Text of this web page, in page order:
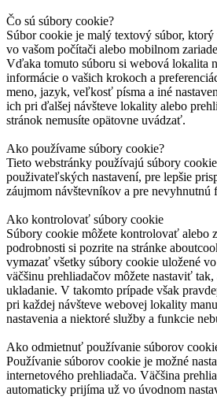
Čo sú súbory cookie?
Súbor cookie je malý textový súbor,
vo vašom počítači alebo mobilnom
Vďaka tomuto súboru si webová lokalita
informácie o vašich krokoch a
meno, jazyk, veľkosť písma a iné
ich pri ďalšej návšteve lokality alebo
stránok nemusíte opätovne uvádzať.
Ako používame súbory cookie?
Tieto webstránky používajú súbory
použivateľských nastavení, pre lepšie
záujmom návštevníkov a pre nevyhnutnú
Ako kontrolovať súbory cookie
Súbory cookie môžete kontrolovať alebo
podrobnosti si pozrite na stránke
vymazať všetky súbory cookie uložené
väčšinu prehliadačov môžete nastaviť
ukladanie. V takomto prípade však
pri každej návšteve webovej lokality
nastavenia a niektoré služby a funkcie
Ako odmietnuť používanie súborov
Používanie súborov cookie je možné
internetového prehliadača. Väčšina
automaticky prijíma už vo úvodnom